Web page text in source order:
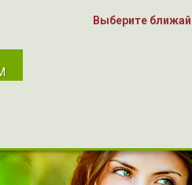
Выберите